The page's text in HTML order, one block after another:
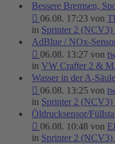
Bessere Bremsen,
06.08. 17:23 von
in Sprinter 2
AdBlue / NOx-
06.08. 13:27 von
in VW Crafter 2 &
Wasser in der A-Säule
06.08. 13:25 von
in Sprinter 2
Öldrucksensor/
06.08. 10:48 von
in Sprinter 2